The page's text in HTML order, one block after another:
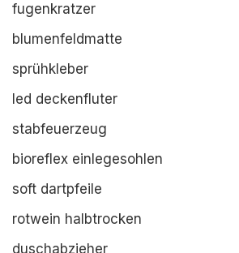
fugenkratzer
blumenfeldmatte
sprühkleber
led deckenfluter
stabfeuerzeug
bioreflex einlegesohlen
soft dartpfeile
rotwein halbtrocken
duschabzieher